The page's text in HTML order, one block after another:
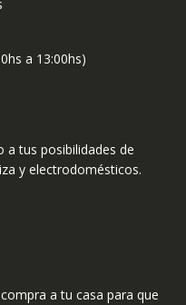
a 13:00hs)
a tus posibilidades de
y electrodomésticos.
a tu casa para que